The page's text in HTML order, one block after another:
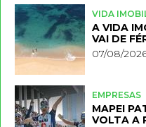
VIDA
A VIDA
VAI DE
07/08/
EMPRESAS
MAPEI
VOLTA A